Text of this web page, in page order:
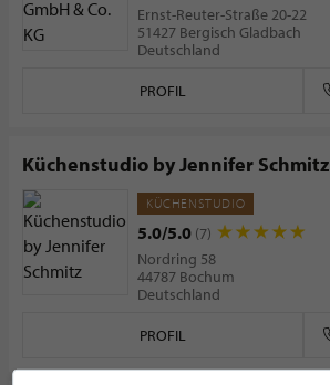
Ernst-Reuter-Straße 20-22
51427 Bergisch Gladbach
Deutschland
PROFIL
Küchenstudio by Jennifer Schmitz
KÜCHENSTUDIO
5.0/5.0 (7)
Nordring 58
44787 Bochum
Deutschland
PROFIL